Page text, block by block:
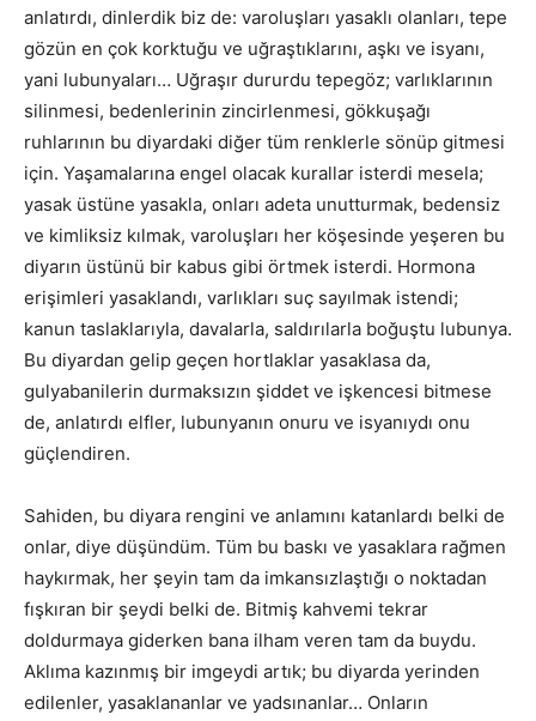
anlatırdı, dinlerdik biz de: varoluşları yasaklı olanları, tepe
gözün en çok korktuğu ve uğraştıklarını, aşkı ve isyanı,
yani lubunyaları… Uğraşır dururdu tepegöz; varlıklarının
silinmesi, bedenlerinin zincirlenmesi, gökkuşağı
ruhlarının bu diyardaki diğer tüm renklerle sönüp gitmesi
için. Yaşamalarına engel olacak kurallar isterdi mesela;
yasak üstüne yasakla, onları adeta unutturmak, bedensiz
ve kimliksiz kılmak, varoluşları her köşesinde yeşeren bu
diyarın üstünü bir kabus gibi örtmek isterdi. Hormona
erişimleri yasaklandı, varlıkları suç sayılmak istendi;
kanun taslaklarıyla, davalarla, saldırılarla boğuştu lubunya.
Bu diyardan gelip geçen hortlaklar yasaklasa da,
gulyabanilerin durmaksızın şiddet ve işkencesi bitmese
de, anlatırdı elfler, lubunyanın onuru ve isyanıydı onu
güçlendiren.
Sahiden, bu diyara rengini ve anlamını katanlardı belki de
onlar, diye düşündüm. Tüm bu baskı ve yasaklara rağmen
haykırmak, her şeyin tam da imkansızlaştığı o noktadan
fışkıran bir şeydi belki de. Bitmiş kahvemi tekrar
doldurmaya giderken bana ilham veren tam da buydu.
Aklıma kazınmış bir imgeydi artık; bu diyarda yerinden
edilenler, yasaklananlar ve yadsınanlar… Onların